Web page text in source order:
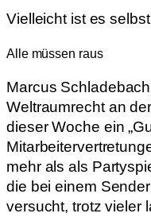
Vielleicht ist es
Alle müssen raus
Marcus
Weltraumrecht an
dieser Woche ein
mehr als als
die bei einem
versucht, trotz vieler